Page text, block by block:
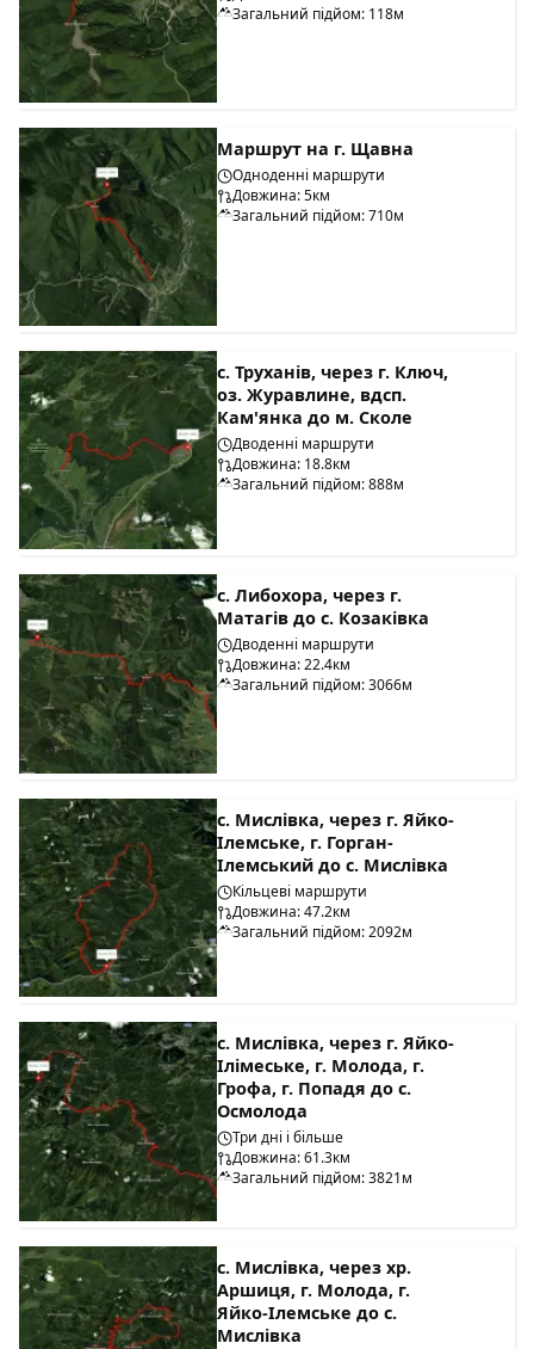
Загальний підйом: 118м
Маршрут на г. Щавна
Одноденні маршрути
Довжина: 5км
Загальний підйом: 710м
с. Труханів, через г. Ключ,
оз. Журавлине, вдсп.
Кам'янка до м. Сколе
Дводенні маршрути
Довжина: 18.8км
Загальний підйом: 888м
с. Либохора, через г.
Матагів до с. Козаківка
Дводенні маршрути
Довжина: 22.4км
Загальний підйом: 3066м
с. Мислівка, через г. Яйко-
Ілемське, г. Горган-
Ілемський до с. Мислівка
Кільцеві маршрути
Довжина: 47.2км
Загальний підйом: 2092м
с. Мислівка, через г. Яйко-
Ілімеське, г. Молода, г.
Грофа, г. Попадя до с.
Осмолода
Три дні і більше
Довжина: 61.3км
Загальний підйом: 3821м
с. Мислівка, через хр.
Аршиця, г. Молода, г.
Яйко-Ілемське до с.
Мислівка